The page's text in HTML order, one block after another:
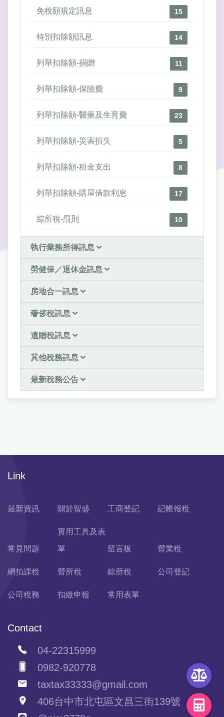
免稅額規定訊息 15
特別扣除額訊息 14
列舉扣除額-捐贈 11
列舉扣除額-保險費 9
列舉扣除額-醫藥及生育費 23
列舉扣除額-災害損失 5
列舉扣除額-租金支出 8
列舉扣除額-購屋借款利息 17
綜所稅-罰則 10
執行業務所得訊息
勞健保／退休金訊息
房地合一訊息
奢侈稅訊息
遺贈稅訊息
其他稅務訊息
最新稅務公告
Link
最新資訊 關於智盛 工商登記 記帳報稅
常見問題
實用工具及表
單
留言板 營業稅
網拍課稅 營所稅 綜所稅 公司登記
公司稅務 扣繳申報 常用表單
Contact
04-22315999
0982-920778
taxtax33333@gmail.com
406台中市北屯區文昌三街139號